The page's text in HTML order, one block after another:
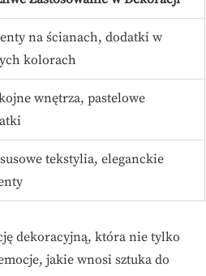
na ścianach, dodatki w
kolorach
wnętrza, pastelowe
tekstylia, eleganckie
dekoracyjną, która nie tylko
jakie wnosi sztuka do